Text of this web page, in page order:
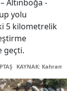
Altınboğa -
yolu
5 kilometrelik
geçti.
KAYNAK: